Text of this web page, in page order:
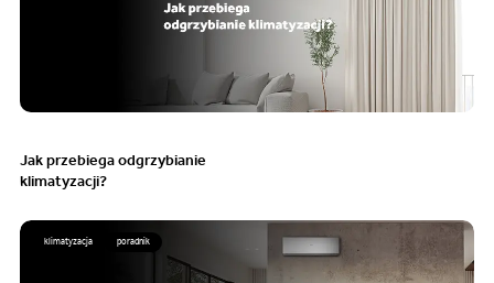
Jak przebiega odgrzybianie
klimatyzacji?
klimatyzacja poradnik